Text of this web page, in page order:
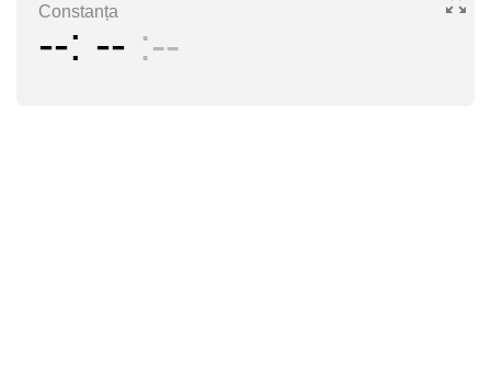
Constanța
-- -- --